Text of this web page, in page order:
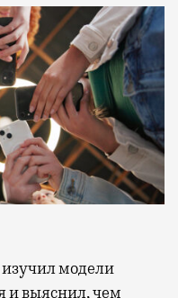
и выяснил, чем